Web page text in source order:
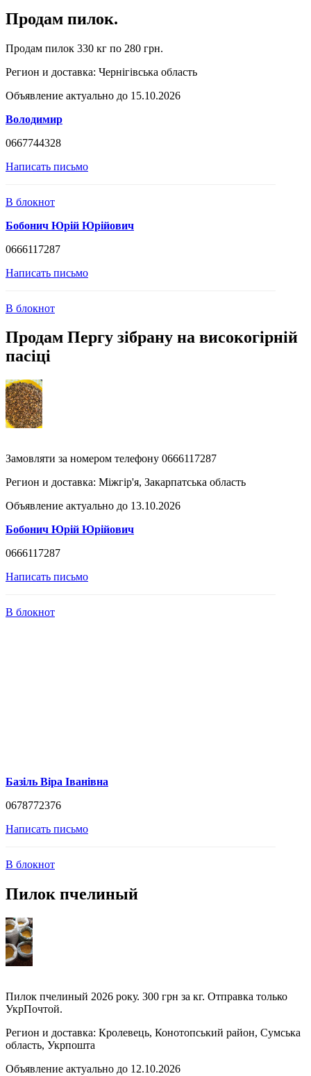
Продам пилок.
Продам пилок 330 кг по 280 грн.
Регион и доставка: Чернігівська область
Объявление актуально до 15.10.2026
Володимир
0667744328
Написать письмо
В блокнот
Бобонич Юрій Юрійович
0666117287
Написать письмо
В блокнот
Продам Пергу зібрану на високогірній
пасіці
Замовляти за номером телефону 0666117287
Регион и доставка: Міжгір'я, Закарпатська область
Объявление актуально до 13.10.2026
Бобонич Юрій Юрійович
0666117287
Написать письмо
В блокнот
Базіль Віра Іванівна
0678772376
Написать письмо
В блокнот
Пилок пчелиный
Пилок пчелиный 2026 року. 300 грн за кг. Отправка только
УкрПочтой.
Регион и доставка: Кролевець, Конотопський район, Сумська
область, Укрпошта
Объявление актуально до 12.10.2026